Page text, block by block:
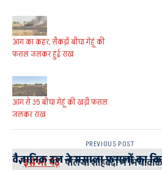
आग का कहर, सैकड़ों बीघा गेहूं की
फसल जलकर हुई राख
आग से 35 बीघा गेहूं की खड़ी फसल
जलकर राख
इसे भी पढ़े पलिया शाहबदी में
PREVIOUS POST
वैज्ञानिक दल ने मसाला फसलों का